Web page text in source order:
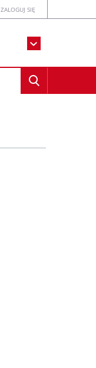
ZALOGUJ SIĘ